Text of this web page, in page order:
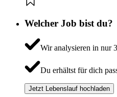
Welcher Job bist du?
Wir analysieren in nur
Du erhältst für dich
Jetzt Lebenslauf hochladen